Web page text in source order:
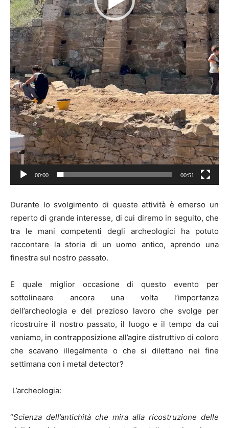
00:00 00:51
Durante lo svolgimento di queste attività è emerso un
reperto di grande interesse, di cui diremo in seguito, che
tra le mani competenti degli archeologici ha potuto
raccontare la storia di un uomo antico, aprendo una
finestra sul nostro passato.
E quale miglior occasione di questo evento per
sottolineare ancora una volta l’importanza
dell’archeologia e del prezioso lavoro che svolge per
ricostruire il nostro passato, il luogo e il tempo da cui
veniamo, in contrapposizione all’agire distruttivo di coloro
che scavano illegalmente o che si dilettano nei fine
settimana con i metal detector?
L’archeologia:
“Scienza dell’antichità che mira alla ricostruzione delle